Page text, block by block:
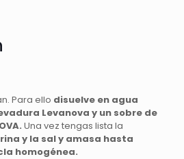
Para ello disuelve en agua
Levanova y un sobre de
Una vez tengas lista la
y la sal y amasa hasta
homogénea.